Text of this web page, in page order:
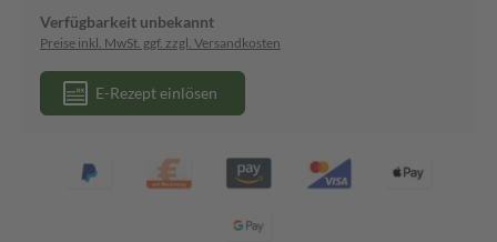
Verfügbarkeit unbekannt
Preise inkl. MwSt. ggf. zzgl. Versandkosten
E-Rezept einlösen